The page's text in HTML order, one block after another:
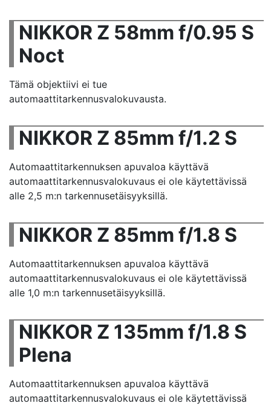
NIKKOR Z 58mm f/0.95 S
Noct
Tämä objektiivi ei tue
automaattitarkennusvalokuvausta.
NIKKOR Z 85mm f/1.2 S
Automaattitarkennuksen apuvaloa käyttävä
automaattitarkennusvalokuvaus ei ole käytettävissä
alle 2,5 m:n tarkennusetäisyyksillä.
NIKKOR Z 85mm f/1.8 S
Automaattitarkennuksen apuvaloa käyttävä
automaattitarkennusvalokuvaus ei ole käytettävissä
alle 1,0 m:n tarkennusetäisyyksillä.
NIKKOR Z 135mm f/1.8 S
Plena
Automaattitarkennuksen apuvaloa käyttävä
automaattitarkennusvalokuvaus ei ole käytettävissä